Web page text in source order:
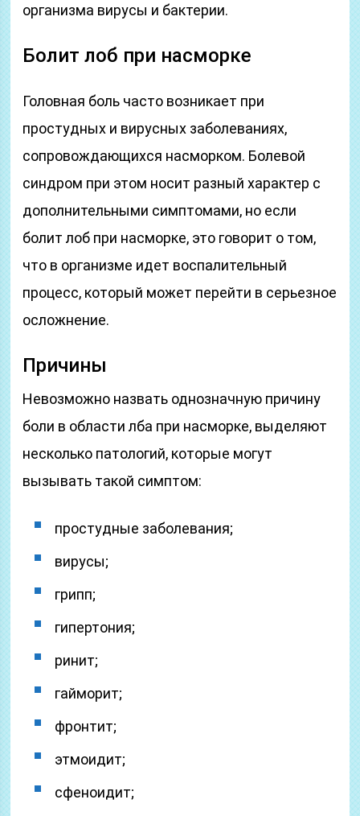
организма вирусы и бактерии.
Болит лоб при насморке
Головная боль часто возникает при
простудных и вирусных заболеваниях,
сопровождающихся насморком. Болевой
синдром при этом носит разный характер с
дополнительными симптомами, но если
болит лоб при насморке, это говорит о том,
что в организме идет воспалительный
процесс, который может перейти в серьезное
осложнение.
Причины
Невозможно назвать однозначную причину
боли в области лба при насморке, выделяют
несколько патологий, которые могут
вызывать такой симптом:
простудные заболевания;
вирусы;
грипп;
гипертония;
ринит;
гайморит;
фронтит;
этмоидит;
сфеноидит;